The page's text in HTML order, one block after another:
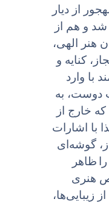
از دیار
و هم از
هنر الهی،
کنایه و
با وارد
دوست، به
خارج از
با اشارات
گوشه‌اى
ظاهر
هنرى
زیبایی‌ها،